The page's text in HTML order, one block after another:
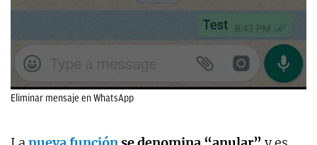
Eliminar mensaje en WhatsApp